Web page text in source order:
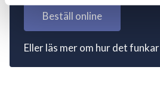
Beställ online
Eller läs mer om hur det funkar